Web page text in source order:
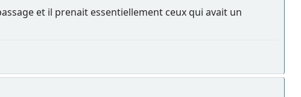
et il prenait essentiellement ceux qui avait un